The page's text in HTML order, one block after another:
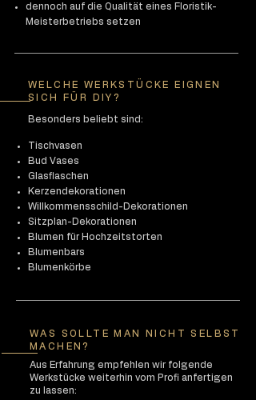
dennoch auf die Qualität eines Floristik-
Meisterbetriebs setzen
WELCHE WERKSTÜCKE EIGNEN
SICH FÜR DIY?
Besonders beliebt sind:
Tischvasen
Bud Vases
Glasflaschen
Kerzendekorationen
Willkommensschild-Dekorationen
Sitzplan-Dekorationen
Blumen für Hochzeitstorten
Blumenbars
Blumenkörbe
WAS SOLLTE MAN NICHT SELBST
MACHEN?
Aus Erfahrung empfehlen wir folgende
Werkstücke weiterhin vom Profi anfertigen
zu lassen: